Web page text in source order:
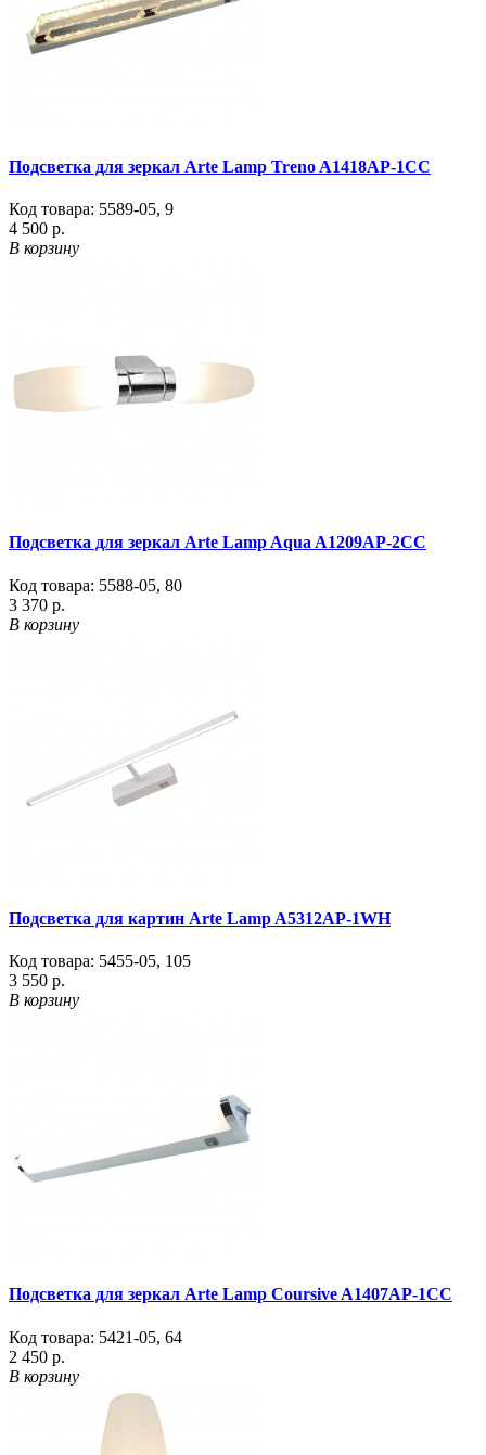
Подсветка для зеркал Arte Lamp Treno A1418AP-1CC
Код товара: 5589-05, 9
4 500 р.
В корзину
Подсветка для зеркал Arte Lamp Aqua A1209AP-2CC
Код товара: 5588-05, 80
3 370 р.
В корзину
Подсветка для картин Arte Lamp A5312AP-1WH
Код товара: 5455-05, 105
3 550 р.
В корзину
Подсветка для зеркал Arte Lamp Coursive A1407AP-1CC
Код товара: 5421-05, 64
2 450 р.
В корзину